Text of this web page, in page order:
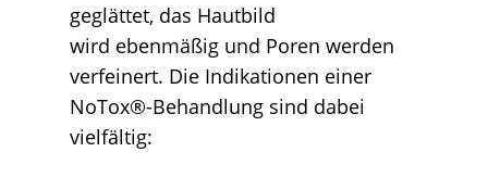
geglättet, das Hautbild
wird ebenmäßig und Poren werden
verfeinert. Die Indikationen einer
NoTox®-Behandlung sind dabei
vielfältig: